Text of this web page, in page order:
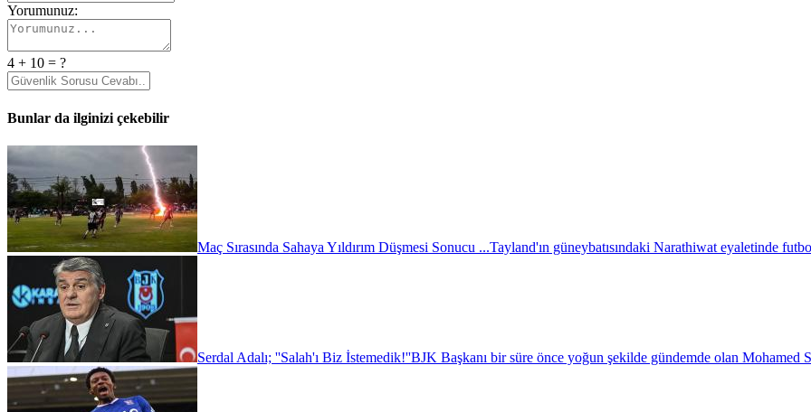
Yorumunuz:
4 + 10 = ?
Bunlar da ilginizi çekebilir
Maç Sırasında Sahaya Yıldırım Düşmesi Sonucu ...Tayland'ın güneybatısındaki Narathiwat eyaletinde
Serdal Adalı; ''Salah'ı Biz İstemedik!''BJK Başkanı bir süre önce yoğun şekilde gündemde olan Mohamed